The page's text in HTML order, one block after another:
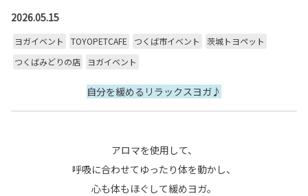
2026.05.15
ヨガイベント TOYOPETCAFE つくば市イベント
茨城トヨペット
つくばみどりの店
ヨガイベント
自分を緩めるリラックスヨガ♪
アロマを使用して、
呼吸に合わせてゆったり体を動かし、
心も体もほぐして緩めヨガ。